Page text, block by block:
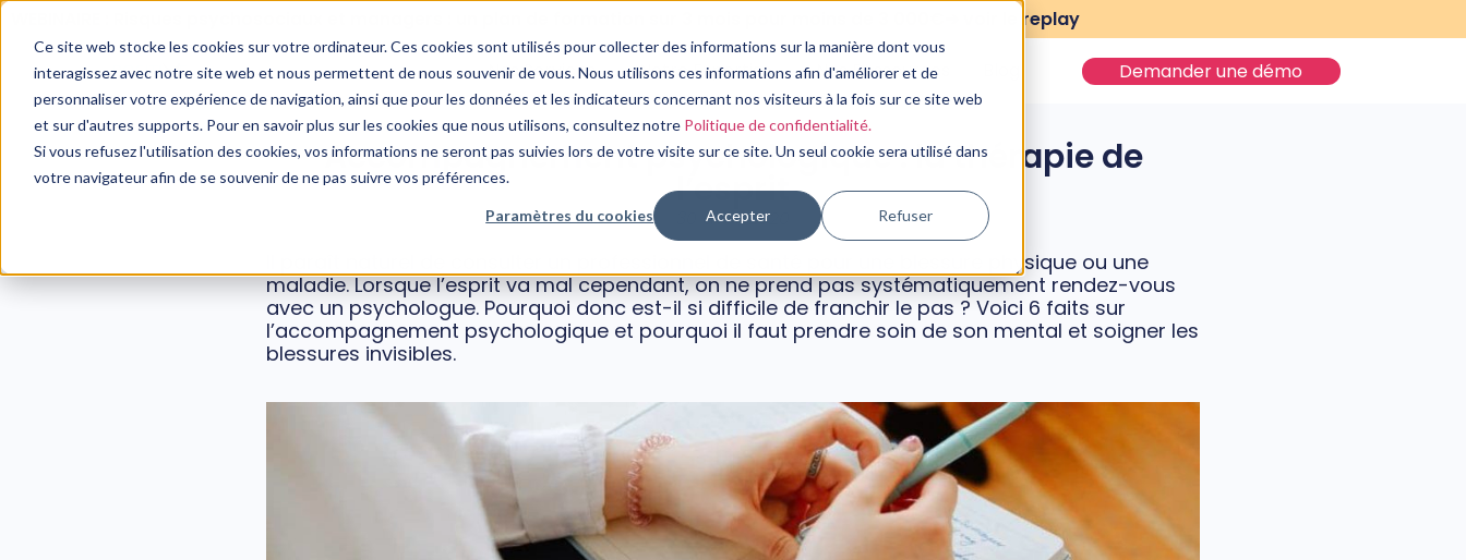
Ce site web stocke les cookies sur votre ordinateur. Ces cookies sont utilisés pour collecter des informations sur la manière dont vous
interagissez avec notre site web et nous permettent de nous souvenir de vous. Nous utilisons ces informations afin d'améliorer et de
personnaliser votre expérience de navigation, ainsi que pour les données et les indicateurs concernant nos visiteurs à la fois sur ce site web
et sur d'autres supports. Pour en savoir plus sur les cookies que nous utilisons, consultez notre Politique de confidentialité.
Si vous refusez l'utilisation des cookies, vos informations ne seront pas suivies lors de votre visite sur ce site. Un seul cookie sera utilisé dans
votre navigateur afin de se souvenir de ne pas suivre vos préférences.
Paramètres du cookies Accepter Refuser
WEBINAIRE : Risques psychosociaux et managers : un plan de formation sur 3 mois pour moins de 3 000€➔ voir le replay
Nos Services Notre Expertise Nos Ressources Demander une démo
PSYCHOLOGIE
Accompagnement psychologique : la thérapie de
l’esprit
30 avril, 2020
Il paraît naturel de consulter un professionnel de santé pour une blessure physique ou une
maladie. Lorsque l’esprit va mal cependant, on ne prend pas systématiquement rendez-vous
avec un psychologue. Pourquoi donc est-il si difficile de franchir le pas ? Voici 6 faits sur
l’accompagnement psychologique et pourquoi il faut prendre soin de son mental et soigner les
blessures invisibles.